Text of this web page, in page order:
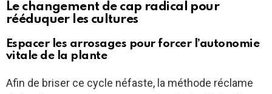
Le changement de cap radical pour
rééduquer les cultures
Espacer les arrosages pour forcer l’autonomie
vitale de la plante
Afin de briser ce cycle néfaste, la méthode réclame